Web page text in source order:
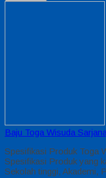
Baju Toga Wisuda
Spesifikasi Produk Toga
Spesifikasi Produk yang
Sekolah tinggi, Akademi,